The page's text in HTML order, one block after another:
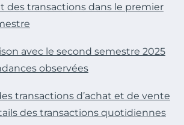
des transactions dans le premier
avec le second semestre 2025
observées
transactions d’achat et de vente
des transactions quotidiennes